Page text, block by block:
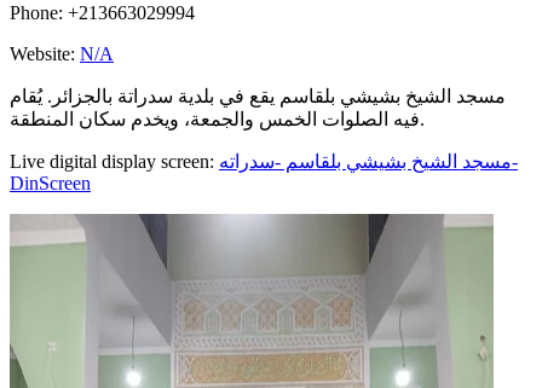
Phone: +213663029994
Website: N/A
مسجد الشيخ بشيشي بلقاسم يقع في بلدية سدراتة بالجزائر. يُقام
فيه الصلوات الخمس والجمعة، ويخدم سكان المنطقة.
Live digital display screen:
مسجد الشيخ بشيشي بلقاسم -سدراته-
DinScreen